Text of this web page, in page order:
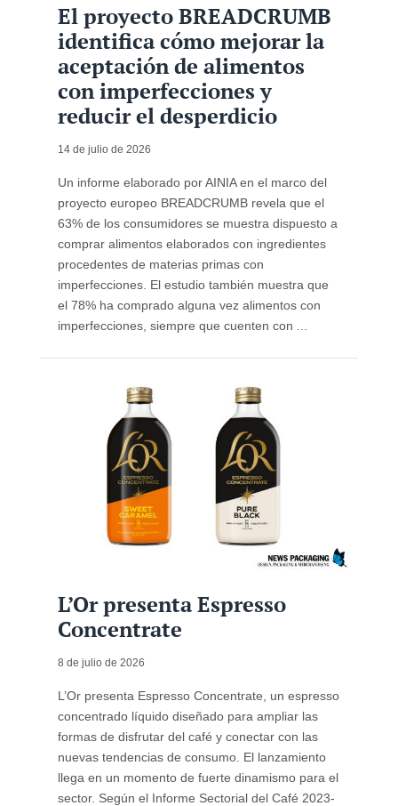
El proyecto BREADCRUMB
identifica cómo mejorar la
aceptación de alimentos
con imperfecciones y
reducir el desperdicio
14 de julio de 2026
Un informe elaborado por AINIA en el marco del
proyecto europeo BREADCRUMB revela que el
63% de los consumidores se muestra dispuesto a
comprar alimentos elaborados con ingredientes
procedentes de materias primas con
imperfecciones. El estudio también muestra que
el 78% ha comprado alguna vez alimentos con
imperfecciones, siempre que cuenten con ...
L’Or presenta Espresso
Concentrate
8 de julio de 2026
L’Or presenta Espresso Concentrate, un espresso
concentrado líquido diseñado para ampliar las
formas de disfrutar del café y conectar con las
nuevas tendencias de consumo. El lanzamiento
llega en un momento de fuerte dinamismo para el
sector. Según el Informe Sectorial del Café 2023-